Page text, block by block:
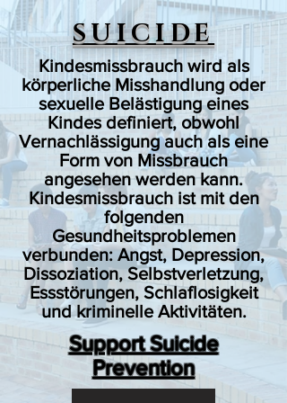
SUICIDE
Kindesmissbrauch wird als
körperliche Misshandlung oder
sexuelle Belästigung eines
Kindes definiert, obwohl
Vernachlässigung auch als eine
Form von Missbrauch
angesehen werden kann.
Kindesmissbrauch ist mit den
folgenden
Gesundheitsproblemen
verbunden: Angst, Depression,
Dissoziation, Selbstverletzung,
Essstörungen, Schlaflosigkeit
und kriminelle Aktivitäten.
Support Suicide
Prevention